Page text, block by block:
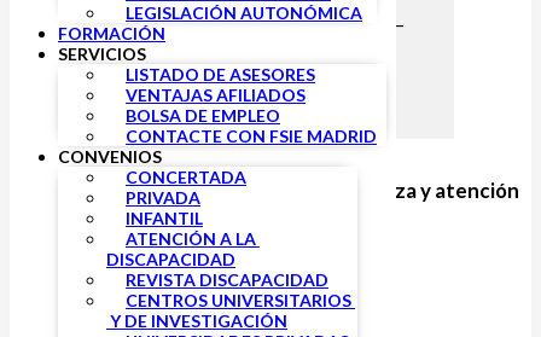
LEGISLACIÓN AUTONÓMICA
FORMACIÓN
SERVICIOS
LISTADO DE ASESORES
VENTAJAS AFILIADOS
BOLSA DE EMPLEO
CONTACTE CON FSIE MADRID
CONVENIOS
CONCERTADA
PRIVADA
INFANTIL
ATENCIÓN A LA
DISCAPACIDAD
REVISTA DISCAPACIDAD
CENTROS UNIVERSITARIOS
Y DE INVESTIGACIÓN
C/ Doctor Mariani, 5 (local) 28039, Madrid –
Ver mapa
91 554 08 68
fsie.madrid@fsie.es
Sindicato Independiente de Enseñanza y atención
a la discapacidad de Madrid
FSIE Madrid:
Quiénes somos